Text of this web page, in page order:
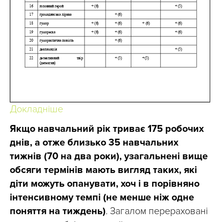
Докладніше
Якщо навчальний рік триває 175 робочих
днів, а отже близько 35 навчальних
тижнів (70 на два роки), узагальнені вище
обсяги термінів мають вигляд таких, які
діти можуть опанувати, хоч і в порівняно
інтенсивному темпі (не менше ніж одне
поняття на тиждень). Загалом перераховані